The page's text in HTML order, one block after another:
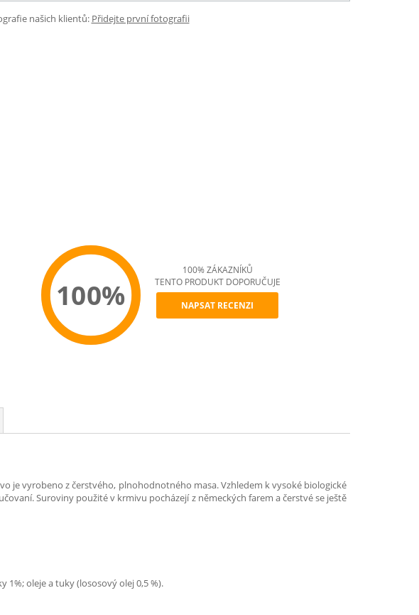
našich klientů: Přidejte první fotografii
100%
100% ZÁKAZNÍKŮ
TENTO PRODUKT DOPORUČUJE
NAPSAT RECENZI
je vyrobeno z čerstvého, plnohodnotného masa. Vzhledem k vysoké biologické
Suroviny použité v krmivu pocházejí z německých farem a čerstvé se ještě
1%; oleje a tuky (lososový olej 0,5 %).